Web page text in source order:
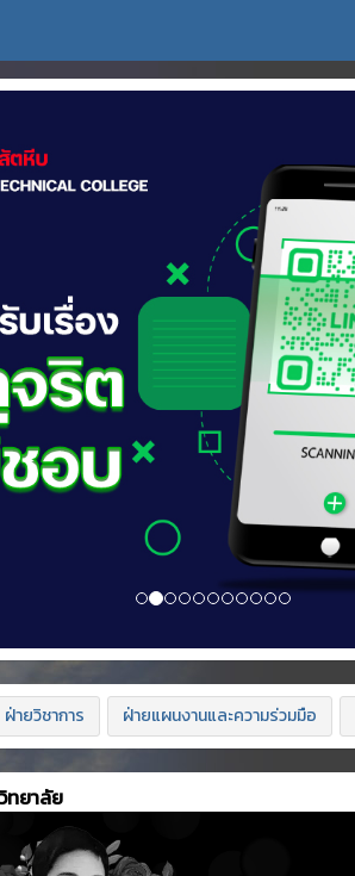
ฝ่ายวิชาการ ฝ่ายแผนงานและความร่วมมือ
ทยาลัย